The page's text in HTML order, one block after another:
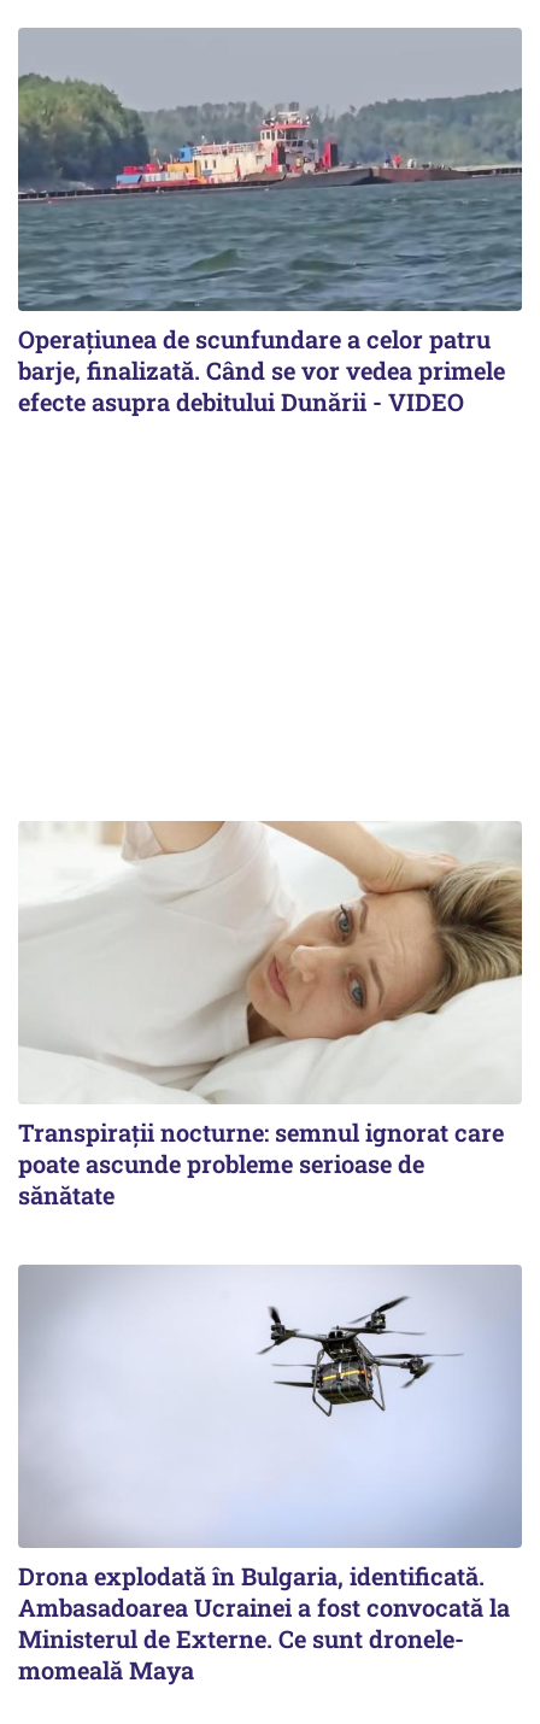
Operațiunea de scunfundare a celor patru
barje, finalizată. Când se vor vedea primele
efecte asupra debitului Dunării - VIDEO
Transpirații nocturne: semnul ignorat care
poate ascunde probleme serioase de
sănătate
Drona explodată în Bulgaria, identificată.
Ambasadoarea Ucrainei a fost convocată la
Ministerul de Externe. Ce sunt dronele-
momeală Maya